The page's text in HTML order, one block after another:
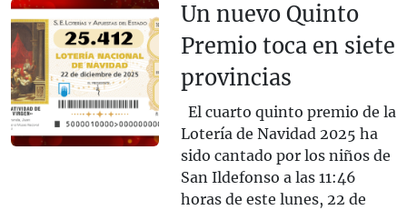
Un nuevo Quinto
Premio toca en siete
provincias
El cuarto quinto premio de la
Lotería de Navidad 2025 ha
sido cantado por los niños de
San Ildefonso a las 11:46
horas de este lunes, 22 de